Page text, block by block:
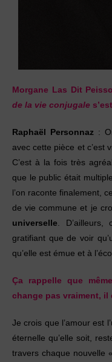
Morgane Las Dit
de la vie conjugale
Raphaël Personnaz :
avec cette pièce et c’est
C’est à la fois très
que le public était
l’on raconte finalement,
de vie commune et je
universelle.
gratifiant que de voir
qu’elle est émue et à
Ça rappelle que
change pas vraiment,
Je crois que l’amour est
éternelle qu’elle soit,
travers chaque nouvelle